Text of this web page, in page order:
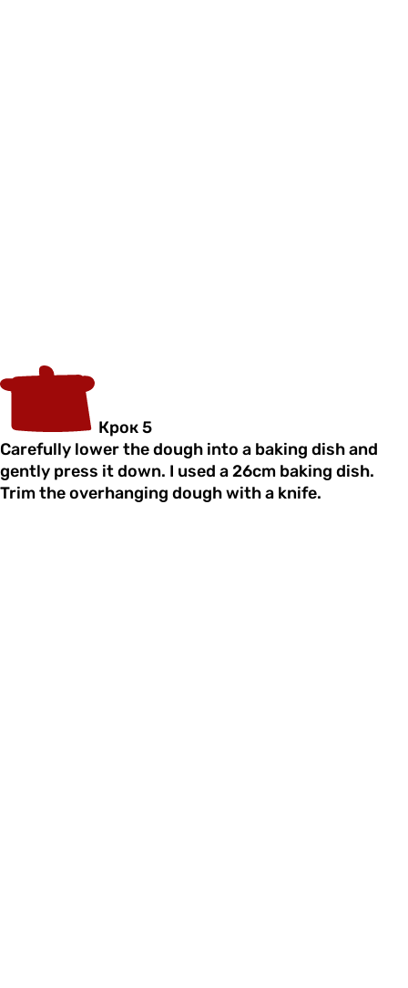
Крок 5
Carefully lower the dough into a baking dish and
gently press it down. I used a 26cm baking dish.
Trim the overhanging dough with a knife.